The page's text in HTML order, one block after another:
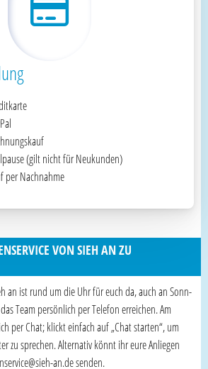
(gilt nicht für Neukunden)
per Nachnahme
VON SIEH AN ZU
an ist rund um die Uhr für euch da, auch an Sonn-
Team persönlich per Telefon erreichen. Am
per Chat; klickt einfach auf „Chat starten“, um
zu sprechen. Alternativ könnt ihr eure Anliegen
an.de senden.